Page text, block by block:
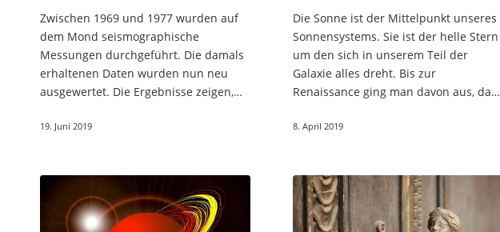
Zwischen 1969 und 1977 wurden auf
dem Mond seismographische
Messungen durchgeführt. Die damals
erhaltenen Daten wurden nun neu
ausgewertet. Die Ergebnisse zeigen,
auf dem Mond gibt. Die seismischen
19. Juni 2019
Die Sonne ist der Mittelpunkt unseres
Sonnensystems. Sie ist der helle Stern
um den sich in unserem Teil der
Galaxie alles dreht. Bis zur
Renaissance ging man davon aus, dass
die Erde als Zentrum des Universums.
8. April 2019